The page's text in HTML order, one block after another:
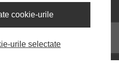
cookie-urile
urile selectate